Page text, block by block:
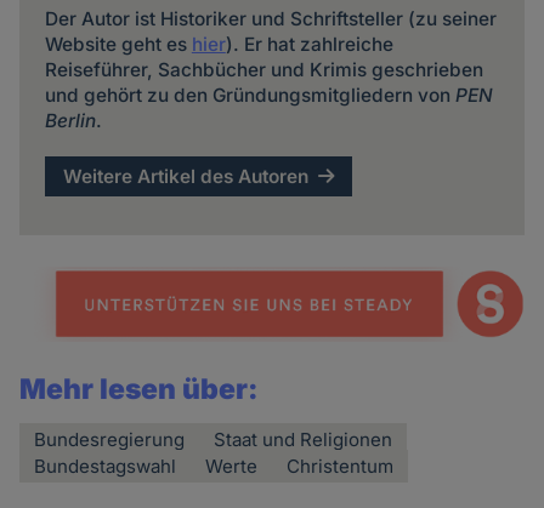
Der Autor ist Historiker und Schriftsteller (zu seiner
Website geht es hier). Er hat zahlreiche
Reiseführer, Sachbücher und Krimis geschrieben
und gehört zu den Gründungsmitgliedern von PEN
Berlin.
Weitere Artikel des Autoren
Mehr lesen über:
Bundesregierung
Staat und Religionen
Bundestagswahl
Werte Christentum